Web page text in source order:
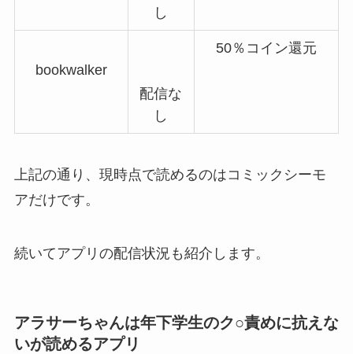
し
bookwalker
配信な
し
50％コイン還元
上記の通り、現時点で読めるのはコミックシーモ
アだけです。
続いてアプリの配信状況も紹介します。
アラサーちゃんは年下学生のク○責めに抗えな
いが読めるアプリ